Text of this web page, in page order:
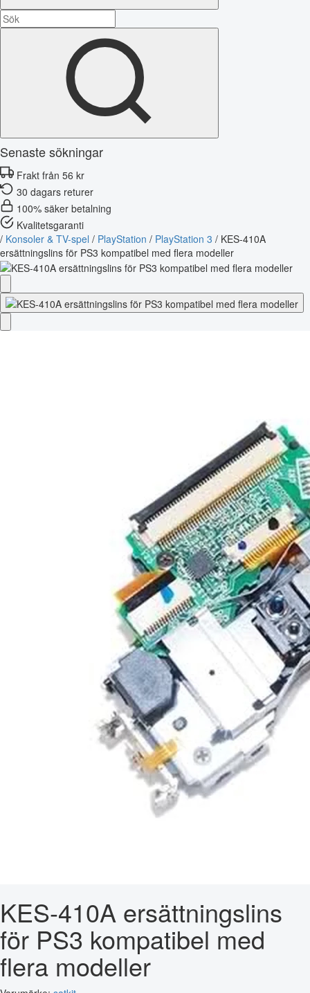
Senaste sökningar
Frakt från 56 kr
30 dagars returer
100% säker betalning
Kvalitetsgaranti
/ Konsoler & TV-spel / PlayStation / PlayStation 3 / KES-410A
ersättningslins för PS3 kompatibel med flera modeller
KES-410A ersättningslins
för PS3 kompatibel med
flera modeller